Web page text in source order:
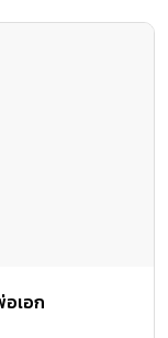
ครอบครัว ให้มีช่วง
เอก